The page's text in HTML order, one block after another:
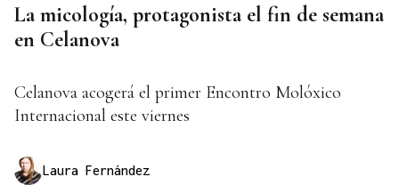
La micología, protagonista el fin de semana
en Celanova
Celanova acogerá el primer Encontro Molóxico
Internacional este viernes
Laura Fernández